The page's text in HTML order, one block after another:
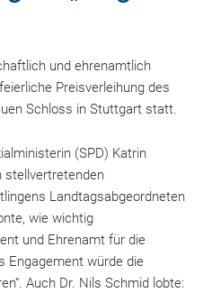
und ehrenamtlich
Preisverleihung des
Schloss in Stuttgart statt.
(SPD) Katrin
stellvertretenden
Landtagsabgeordneten
wie wichtig
und Ehrenamt für die
Engagement würde die
Auch Dr. Nils Schmid lobte: